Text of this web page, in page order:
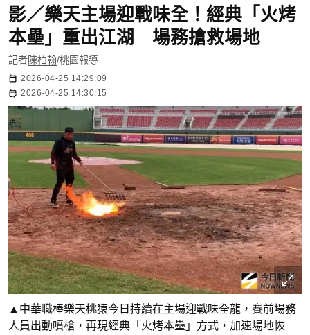
影／樂天主場迎戰味全！經典「火烤
本壘」重出江湖 場務搶救場地
記者陳柏翰/桃園報導
2026-04-25 14:29:09
2026-04-25 14:30:15
▲中華職棒樂天桃猿今日持續在主場迎戰味全龍，賽前場務
人員出動噴槍，再現經典「火烤本壘」方式，加速場地恢